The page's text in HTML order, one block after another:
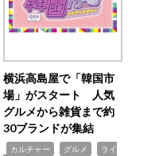
横浜高島屋で「韓国市
場」がスタート 人気
グルメから雑貨まで約
30ブランドが集結
カルチャー グルメ
ライ